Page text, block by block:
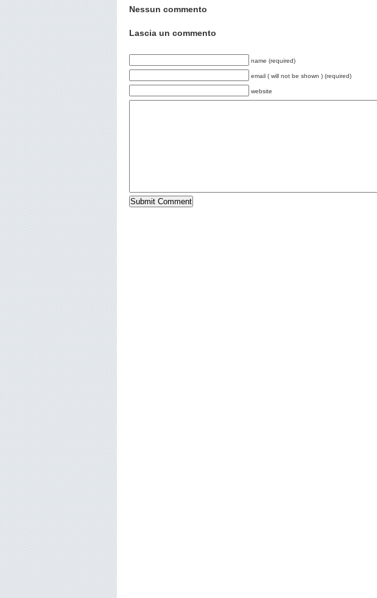
Nessun commento
Lascia un commento
name (required)
email ( will not be shown ) (required)
website